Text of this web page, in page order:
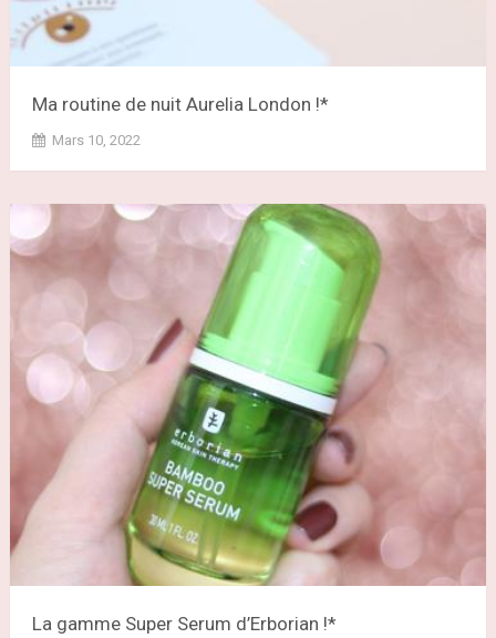
Ma routine de nuit Aurelia London !*
Mars 10, 2022
La gamme Super Serum d’Erborian !*